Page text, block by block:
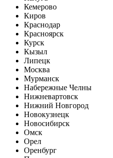
Кемерово
Киров
Краснодар
Красноярск
Курск
Кызыл
Липецк
Москва
Мурманск
Набережные Челны
Нижневартовск
Нижний Новгород
Новокузнецк
Новосибирск
Омск
Орел
Оренбург